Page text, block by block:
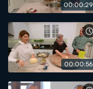
00:00:29
00:00:56